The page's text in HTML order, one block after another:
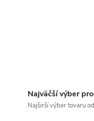
Najväčší výber
Najširší výber tovaru